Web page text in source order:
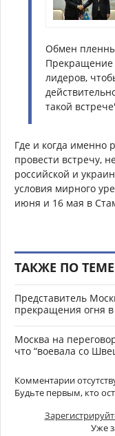
Обмен
Прекращение
лидеров,
такой
Где и когда именно
провести встречу,
российской и
условия мирного
июня и 16 мая в
ТАКЖЕ ПО ТЕМЕ
Представитель
прекращения огня
Москва на
что “воевала со
Комментарии
Будьте первым, кто
Уже